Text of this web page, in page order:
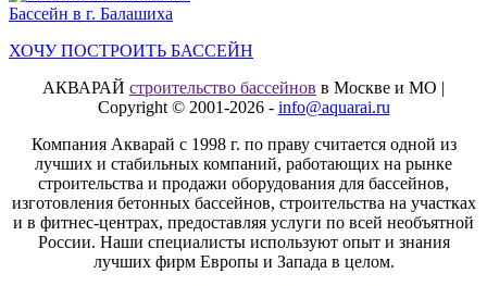
Бассейн в г. Балашиха
ХОЧУ ПОСТРОИТЬ БАССЕЙН
АКВАРАЙ строительство бассейнов в Москве и МО |
Copyright © 2001-2026 - info@aquarai.ru
Компания Акварай с 1998 г. по праву считается одной из
лучших и стабильных компаний, работающих на рынке
строительства и продажи оборудования для бассейнов,
изготовления бетонных бассейнов, строительства на участках
и в фитнес-центрах, предоставляя услуги по всей необъятной
России. Наши специалисты используют опыт и знания
лучших фирм Европы и Запада в целом.